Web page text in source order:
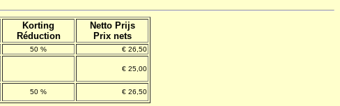
Korting
Réduction
Netto Prijs
Prix nets
50 %
€ 26,50
€ 25,00
50 % € 26,50